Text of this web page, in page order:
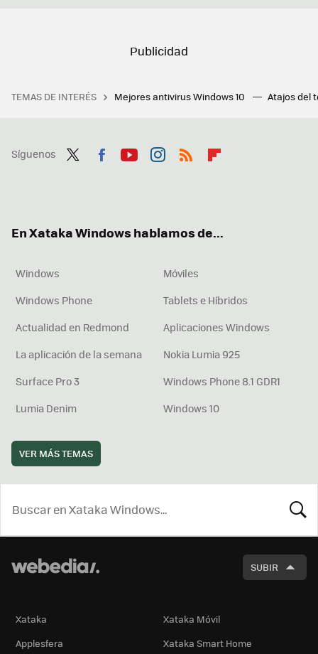
TEMAS DE INTERÉS Mejores antivirus Windows 10 Atajos del
Síguenos
En Xataka Windows hablamos de...
Windows
Móviles
Windows Phone
Tablets e Híbridos
Actualidad en Redmond
Aplicaciones Windows
La aplicación de la semana
Nokia Lumia 925
Surface Pro 3
Windows Phone 8.1 GDR1
Lumia Denim
Windows 10
VER MÁS TEMAS
SUBIR
Xataka
Xataka Móvil
Applesfera
Xataka Smart Home